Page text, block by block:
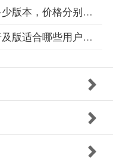
上一篇:用友财务软件好业财分多少版本，价格分别是多少
下一篇:畅捷通财务软件好业财普及版适合哪些用户哪些行业企业公司